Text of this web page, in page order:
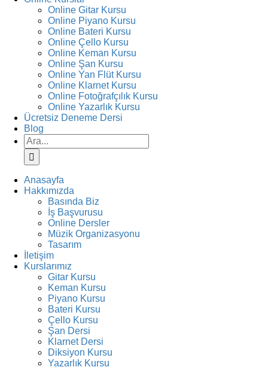
Online Gitar Kursu
Online Piyano Kursu
Online Bateri Kursu
Online Çello Kursu
Online Keman Kursu
Online Şan Kursu
Online Yan Flüt Kursu
Online Klarnet Kursu
Online Fotoğrafçılık Kursu
Online Yazarlık Kursu
Ücretsiz Deneme Dersi
Blog
Ara:
Anasayfa
Hakkımızda
Basında Biz
İş Başvurusu
Online Dersler
Müzik Organizasyonu
Tasarım
İletişim
Kurslarımız
Gitar Kursu
Keman Kursu
Piyano Kursu
Bateri Kursu
Çello Kursu
Şan Dersi
Klarnet Dersi
Diksiyon Kursu
Yazarlık Kursu